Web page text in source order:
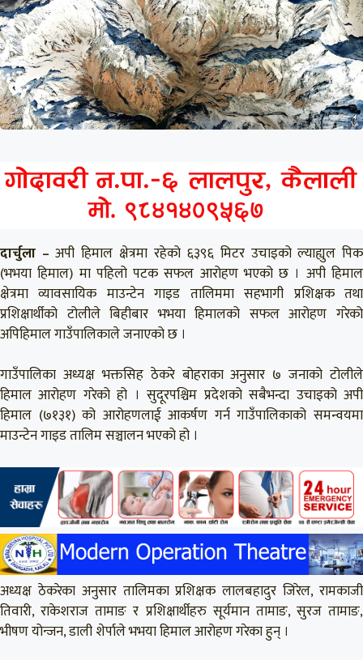
दार्चुला – अपी हिमाल क्षेत्रमा रहेको ६३९६ मिटर उचाइको ल्याह्युल पिक
(भभया हिमाल) मा पहिलो पटक सफल आरोहण भएको छ । अपी हिमाल
क्षेत्रमा व्यावसायिक माउन्टेन गाइड तालिममा सहभागी प्रशिक्षक तथा
प्रशिक्षार्थीको टोलीले बिहीबार भभया हिमालको सफल आरोहण गरेको
अपिहिमाल गाउँपालिकाले जनाएको छ ।
गाउँपालिका अध्यक्ष भक्तसिह ठेकरे बोहराका अनुसार ७ जनाको टोलीले
हिमाल आरोहण गरेको हो । सुदूरपश्चिम प्रदेशको सबैभन्दा उचाइको अपी
हिमाल (७१३१) को आरोहणलाई आकर्षण गर्न गाउँपालिकाको समन्वयमा
माउन्टेन गाइड तालिम सञ्चालन भएको हो ।
अध्यक्ष ठेकरेका अनुसार तालिमका प्रशिक्षक लालबहादुर जिरेल, रामकाजी
तिवारी, राकेशराज तामाङ र प्रशिक्षार्थीहरु सूर्यमान तामाङ, सुरज तामाङ,
भीषण योन्जन, डाली शेर्पाले भभया हिमाल आरोहण गरेका हुन् ।